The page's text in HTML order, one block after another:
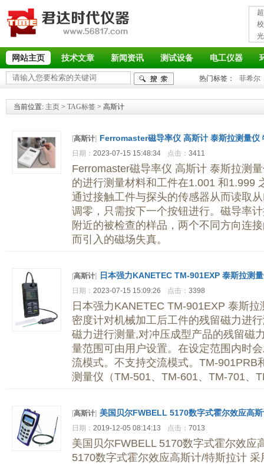
网站主页 技术文章 新闻资讯 测试设备 电工仪器
热门标签： 菲希尔
当前位置: 主页 > TAG标签 > 高斯计
[高斯计] Ferromaster磁导率仪 高斯计 泰斯拉测量仪
日期： 2023-07-15 15:48:34 点击： 3411
Ferromaster磁导率仪 高斯计 泰斯拉测
的进行测量材料和工件在1.001 和1.999
通过接触工件与探头的传感器从而读取
调零，只需按下一个按钮进行。磁导率
附近的被检查的样品，两个不同方向连
而引入的磁场失真。
[高斯计] 日本强力KANETEC TM-901EXP 泰斯拉测
日期： 2023-07-15 15:09:26 点击： 3398
日本强力KANETEC TM-901EXP 泰斯
密度计对机械加工后工件的残留磁力进
磁力进行测量,对冲压成型产品的残留磁
量范围可由用户设置。在设定范围内时
流模式。不支持交流模式。TM-901PRB
测量仪（TM-501、TM-601、TM-701、
[高斯计] 美国贝尔FWBELL 5170数字式霍尔效应高
日期： 2019-12-05 08:14:13 点击： 7013
美国贝尔FWBELL 5170数字式霍尔效应
5170数字式霍尔效应高斯计/特斯拉计